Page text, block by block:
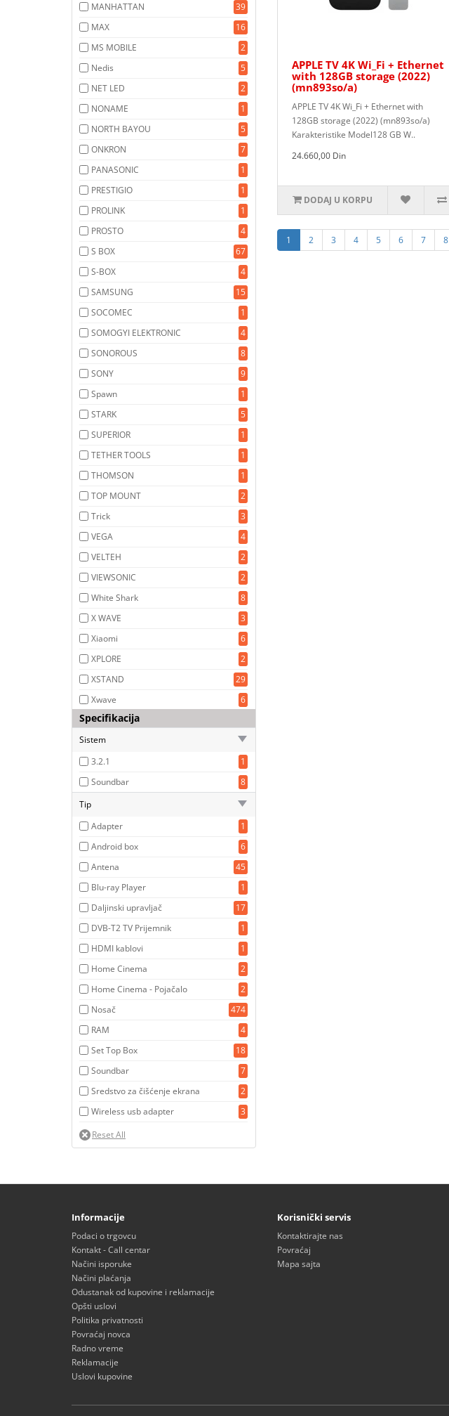
MANHATTAN
39
MAX
16
MS MOBILE
2
Nedis
5
NET LED
2
NONAME
1
NORTH BAYOU
5
ONKRON
7
PANASONIC
1
PRESTIGIO
1
PROLINK
1
PROSTO
4
S BOX
67
S-BOX
4
SAMSUNG
15
SOCOMEC
1
SOMOGYI ELEKTRONIC
4
SONOROUS
8
SONY
9
Spawn
1
STARK
5
SUPERIOR
1
TETHER TOOLS
1
THOMSON
1
TOP MOUNT
2
Trick
3
VEGA
4
VELTEH
2
VIEWSONIC
2
White Shark
8
X WAVE
3
Xiaomi
6
XPLORE
2
XSTAND
29
Xwave
6
Specifikacija
Sistem
3.2.1
1
Soundbar
8
Tip
Adapter
1
Android box
6
Antena
45
Blu-ray Player
1
Daljinski upravljač
17
DVB-T2 TV Prijemnik
1
HDMI kablovi
1
Home Cinema
2
Home Cinema - Pojačalo
2
Nosač
474
RAM
4
Set Top Box
18
Soundbar
7
Sredstvo za čišćenje ekrana
2
Wireless usb adapter
3
APPLE TV 4K Wi_Fi + Ethernet
with 128GB storage (2022)
(mn893so/a)
APPLE TV 4K Wi_Fi + Ethernet with
128GB storage (2022) (mn893so/a)
Karakteristike Model128 GB W..
24.660,00 Din
DODAJ U KORPU
1 2 3 4 5 6 7 8
Informacije
Podaci o trgovcu
Kontakt - Call centar
Načini isporuke
Načini plaćanja
Odustanak od kupovine i reklamacije
Opšti uslovi
Politika privatnosti
Povraćaj novca
Radno vreme
Reklamacije
Uslovi kupovine
Korisnički servis
Kontaktirajte nas
Povraćaj
Mapa sajta